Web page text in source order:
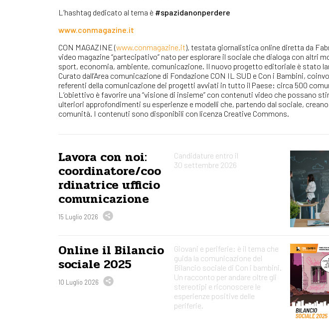
L’hashtag dedicato al tema è #spazidanonperdere
www.conmagazine.it
CON MAGAZINE (www.conmagazine.it), testata giornalistica online diretta da
video magazine “partecipativo” nato per esplorare il sociale che dialoga con altri
sport, economia, ambiente, comunicazione. Il nuovo progetto editoriale è stato
Curato dall’Area comunicazione di Fondazione CON IL SUD e Con i Bambini,
referenti della comunicazione dei progetti avviati in tutto il Paese: circa 500
L’obiettivo è favorire una “visione di insieme” con contenuti video che possano
ulteriori approfondimenti su esperienze e modelli che, partendo dal sociale,
comunità. I contenuti sono disponibili con licenza Creative Commons.
Lavora con noi:
coordinatore/coo
rdinatrice ufficio
comunicazione
15 Luglio 2026
Candidature entro il
30 settembre 2026
Online il Bilancio
sociale 2025
10 Luglio 2026
Giovani e periferie: è il tema che
guida la comunicazione del
Bilancio sociale di Con i bambini.
Un racconto per andare oltre gli
stereotipi e riconoscere le
esperienze positive delle
periferie.